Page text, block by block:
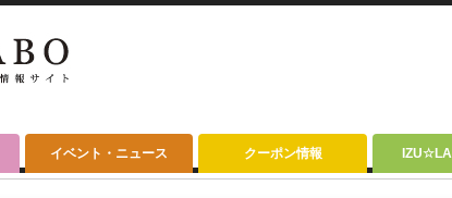
イベント・ニュース クーポン情報